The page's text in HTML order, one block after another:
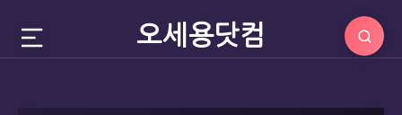
오세용닷컴